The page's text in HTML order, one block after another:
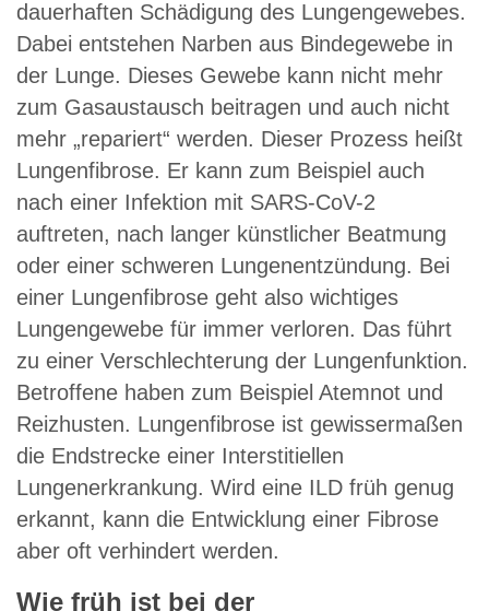
dauerhaften Schädigung des Lungengewebes.
Dabei entstehen Narben aus Bindegewebe in
der Lunge. Dieses Gewebe kann nicht mehr
zum Gasaustausch beitragen und auch nicht
mehr „repariert“ werden. Dieser Prozess heißt
Lungenfibrose. Er kann zum Beispiel auch
nach einer Infektion mit SARS-CoV-2
auftreten, nach langer künstlicher Beatmung
oder einer schweren Lungenentzündung. Bei
einer Lungenfibrose geht also wichtiges
Lungengewebe für immer verloren. Das führt
zu einer Verschlechterung der Lungenfunktion.
Betroffene haben zum Beispiel Atemnot und
Reizhusten. Lungenfibrose ist gewissermaßen
die Endstrecke einer Interstitiellen
Lungenerkrankung. Wird eine ILD früh genug
erkannt, kann die Entwicklung einer Fibrose
aber oft verhindert werden.
Wie früh ist bei der